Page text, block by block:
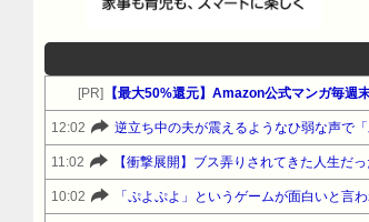
[PR] 【最大50%還元】Amazon公式マンガ毎週
12:02 逆立ち中の夫が震えるようなひ弱な声で
11:02 【衝撃展開】ブス弄りされてきた人生だ
10:02 「ぷよぷよ」というゲームが面白いと言